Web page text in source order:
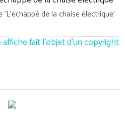
'L'échappé de la chaise électrique'
affiche fait l'objet d'un copyright